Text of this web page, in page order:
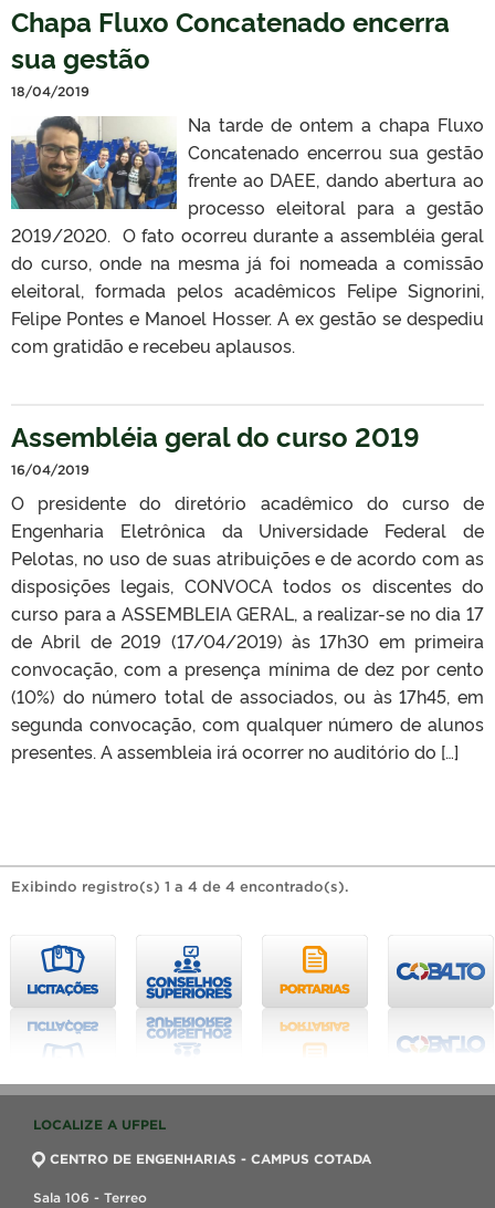
Chapa Fluxo Concatenado encerra
sua gestão
18/04/2019
Na tarde de ontem a chapa Fluxo
Concatenado encerrou sua gestão
frente ao DAEE, dando abertura ao
processo eleitoral para a gestão
2019/2020. O fato ocorreu durante a assembléia geral
do curso, onde na mesma já foi nomeada a comissão
eleitoral, formada pelos acadêmicos Felipe Signorini,
Felipe Pontes e Manoel Hosser. A ex gestão se despediu
com gratidão e recebeu aplausos.
Assembléia geral do curso 2019
16/04/2019
O presidente do diretório acadêmico do curso de
Engenharia Eletrônica da Universidade Federal de
Pelotas, no uso de suas atribuições e de acordo com as
disposições legais, CONVOCA todos os discentes do
curso para a ASSEMBLEIA GERAL, a realizar-se no dia 17
de Abril de 2019 (17/04/2019) às 17h30 em primeira
convocação, com a presença mínima de dez por cento
(10%) do número total de associados, ou às 17h45, em
segunda convocação, com qualquer número de alunos
presentes. A assembleia irá ocorrer no auditório do […]
Exibindo registro(s) 1 a 4 de 4 encontrado(s).
LOCALIZE A UFPEL
CENTRO DE ENGENHARIAS - CAMPUS COTADA
Sala 106 - Terreo